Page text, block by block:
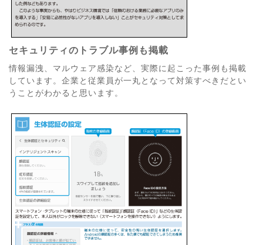
セキュリティのトラブル事例も掲載
情報漏洩、マルウェア感染など、実際に起こった事例も掲載
しています。企業と従業員が一丸となって対策すべきだとい
うことがわかると思います。